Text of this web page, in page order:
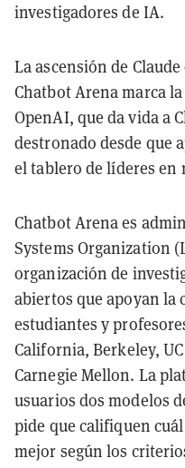
investigadores de IA.
La ascensión de
Chatbot Arena marca
OpenAI, que da vida a
destronado desde que
el tablero de líderes en
Chatbot Arena es
Systems Organization
organización de
abiertos que apoyan la
estudiantes y
California, Berkeley,
Carnegie Mellon. La
usuarios dos modelos
pide que califiquen
mejor según los